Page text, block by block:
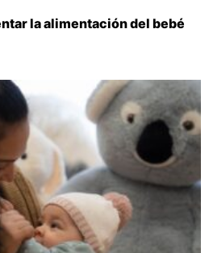
la alimentación del bebé